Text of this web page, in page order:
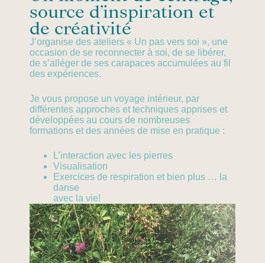
source d’inspiration et
de créativité
J’organise des ateliers « Un pas vers soi », une
occasion de se reconnecter à soi, de se libérer,
de s’alléger de ses carapaces accumulées au fil
des expériences.
Je vous propose un voyage intérieur, par
différentes approches et techniques apprises et
développées au cours de nombreuses
formations et des années de mise en pratique :
L’interaction avec les pierres
Visualisation
Exercices de respiration et bien plus … la
danse
avec la vie!